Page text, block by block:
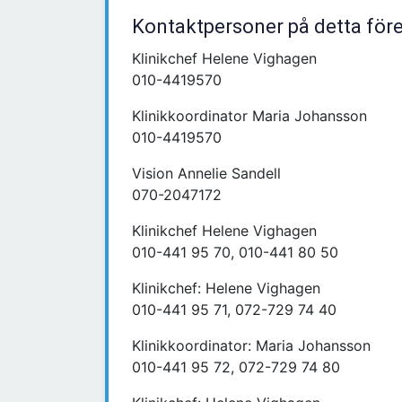
Kontaktpersoner på detta
Klinikchef Helene Vighagen
010-4419570
Klinikkoordinator Maria Johansson
010-4419570
Vision Annelie Sandell
070-2047172
Klinikchef Helene Vighagen
010-441 95 70, 010-441 80 50
Klinikchef: Helene Vighagen
010-441 95 71, 072-729 74 40
Klinikkoordinator: Maria Johansson
010-441 95 72, 072-729 74 80